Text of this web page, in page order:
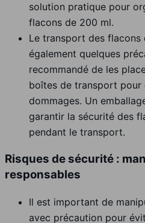
solution pratique pour
flacons de 200 ml.
Le transport des flacons
également quelques
recommandé de les
boîtes de transport pour
dommages. Un
garantir la sécurité des
pendant le transport.
Risques de sécurité :
responsables
Il est important de
avec précaution pour